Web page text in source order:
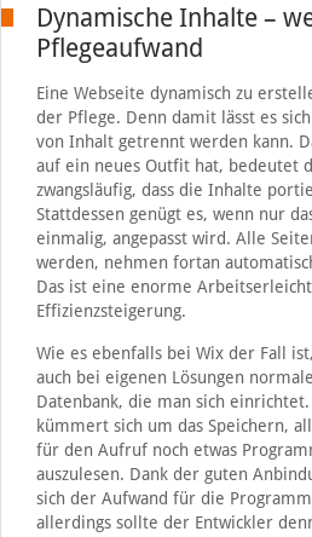
Dynamische Inhalte –
Pflegeaufwand
Eine Webseite dynamisch zu
der Pflege. Denn damit lässt es
von Inhalt getrennt werden kann.
auf ein neues Outfit hat, bedeutet
zwangsläufig, dass die Inhalte
Stattdessen genügt es, wenn nur
einmalig, angepasst wird. Alle
werden, nehmen fortan
Das ist eine enorme
Effizienzsteigerung.
Wie es ebenfalls bei Wix der Fall
auch bei eigenen Lösungen
Datenbank, die man sich
kümmert sich um das Speichern,
für den Aufruf noch etwas
auszulesen. Dank der guten
sich der Aufwand für die
allerdings sollte der Entwickler